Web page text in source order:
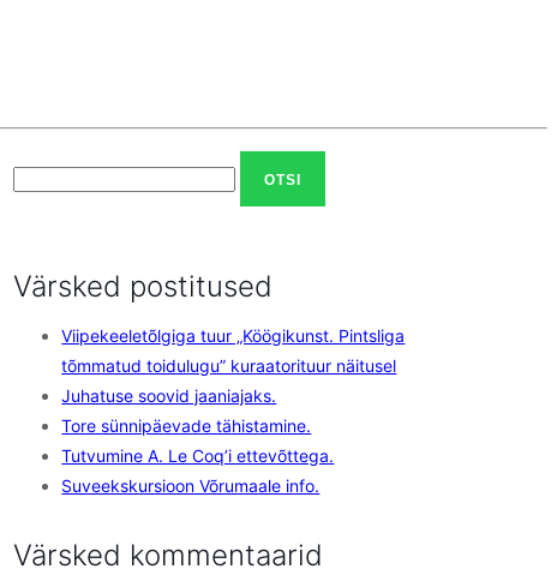
Otsi:
Värsked postitused
Viipekeeletõlgiga tuur „Köögikunst. Pintsliga
tõmmatud toidulugu” kuraatorituur näitusel
Juhatuse soovid jaaniajaks.
Tore sünnipäevade tähistamine.
Tutvumine A. Le Coq’i ettevõttega.
Suveekskursioon Võrumaale info.
Värsked kommentaarid